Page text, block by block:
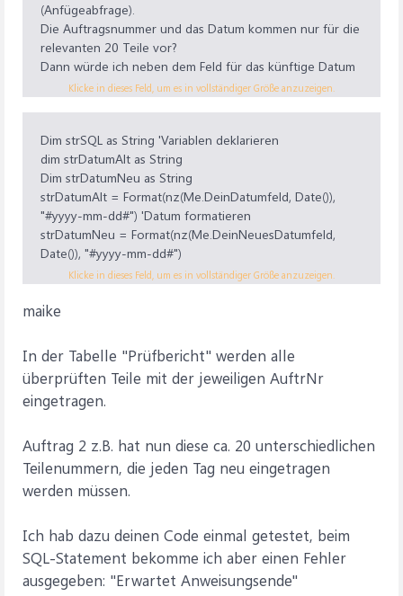
(Anfügeabfrage).
Die Auftragsnummer und das Datum kommen nur für die
relevanten 20 Teile vor?
Dann würde ich neben dem Feld für das künftige Datum
einen Button platzieren und dort in der
Code:
Klicke in dieses Feld, um es in vollständiger Größe anzuzeigen.
Dim strSQL as String 'Variablen deklarieren
dim strDatumAlt as String
Dim strDatumNeu as String
strDatumAlt = Format(nz(Me.DeinDatumfeld, Date()),
"#yyyy-mm-dd#") 'Datum formatieren
strDatumNeu = Format(nz(Me.DeinNeuesDatumfeld,
Date()), "#yyyy-mm-dd#")
strSQL = INSERT INTO DeineTabelle (PDatum, AuftrNr,
Teilenummer FROM DeineTabelle WHERE PDatum = " &
Currentdb.Execute strSQL, dbFailOnError 'Datensätze
einfügen
Me.Requery 'Formular aktualisieren
Klicke in dieses Feld, um es in vollständiger Größe anzuzeigen.
maike
In der Tabelle "Prüfbericht" werden alle
überprüften Teile mit der jeweiligen AuftrNr
eingetragen.
Auftrag 2 z.B. hat nun diese ca. 20 unterschiedlichen
Teilenummern, die jeden Tag neu eingetragen
werden müssen.
Ich hab dazu deinen Code einmal getestet, beim
SQL-Statement bekomme ich aber einen Fehler
ausgegeben: "Erwartet Anweisungsende"